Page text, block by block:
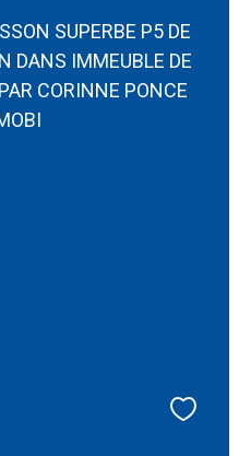
SUPERBE P5 DE
DANS IMMEUBLE DE
CORINNE PONCE